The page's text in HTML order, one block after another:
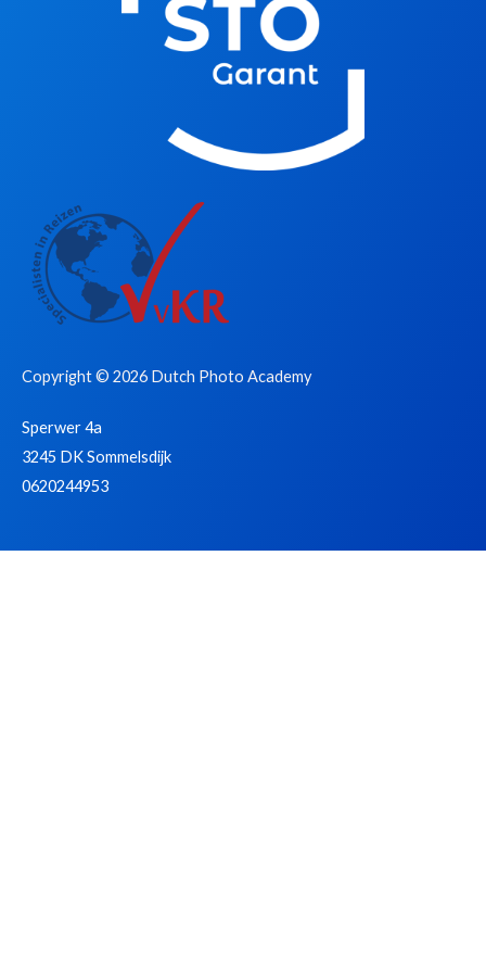
o
r
a
m
Copyright © 2026 Dutch Photo Academy
Sperwer 4a
3245 DK Sommelsdijk
0620244953